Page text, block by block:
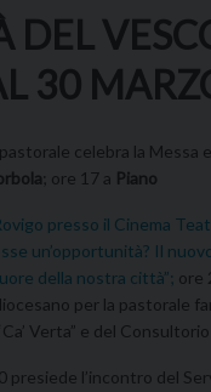
DEL
30
celebra la Messa
; ore 17 a Piano
presso il Cinema
un’opportunità? Il
della nostra città”; ore
per la pastorale
Verta” e del
presiede l’incontro del